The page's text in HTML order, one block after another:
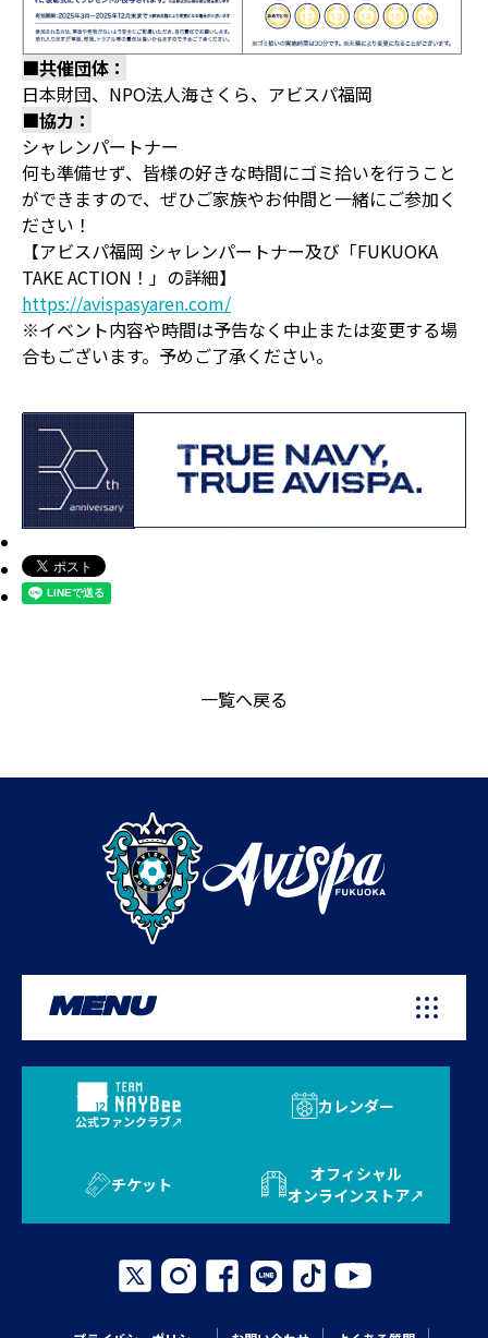
■共催団体：
日本財団、NPO法人海さくら、アビスパ福岡
■協力：
シャレンパートナー
何も準備せず、皆様の好きな時間にゴミ拾いを行うこと
ができますので、ぜひご家族やお仲間と一緒にご参加く
ださい！
【アビスパ福岡 シャレンパートナー及び「FUKUOKA
TAKE ACTION！」の詳細】
https://avispasyaren.com/
※イベント内容や時間は予告なく中止または変更する場
合もございます。予めご了承ください。
一覧へ戻る
MENU
公式ファンクラブ
カレンダー
チケット
オフィシャル
オンラインストア